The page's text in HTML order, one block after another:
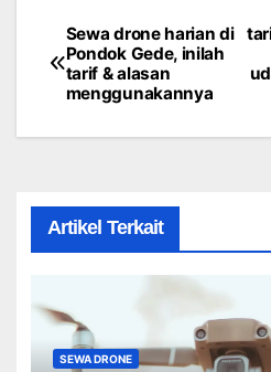
Post
navigation
Sewa drone harian di
Pondok Gede, inilah
tarif & alasan
menggunakannya
Artikel Terkait
SEWA DRONE